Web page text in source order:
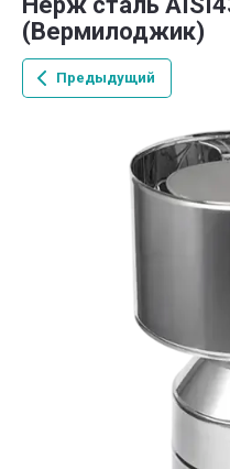
(Вермилоджик)
Предыдущий